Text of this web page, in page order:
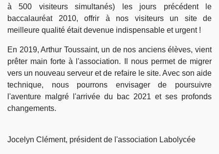
à 500 visiteurs simultanés) les jours précédent le
baccalauréat 2010, offrir à nos visiteurs un site de
meilleure qualité était devenue indispensable et urgent !
En 2019, Arthur Toussaint, un de nos anciens élèves, vient
prêter main forte à l'association. Il nous permet de migrer
vers un nouveau serveur et de refaire le site. Avec son aide
technique, nous pourrons envisager de poursuivre
l'aventure malgré l'arrivée du bac 2021 et ses profonds
changements.
Jocelyn Clément, président de l'association Labolycée